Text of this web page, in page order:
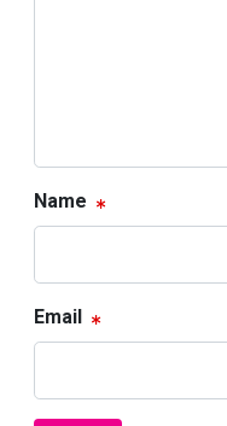
Name
Email